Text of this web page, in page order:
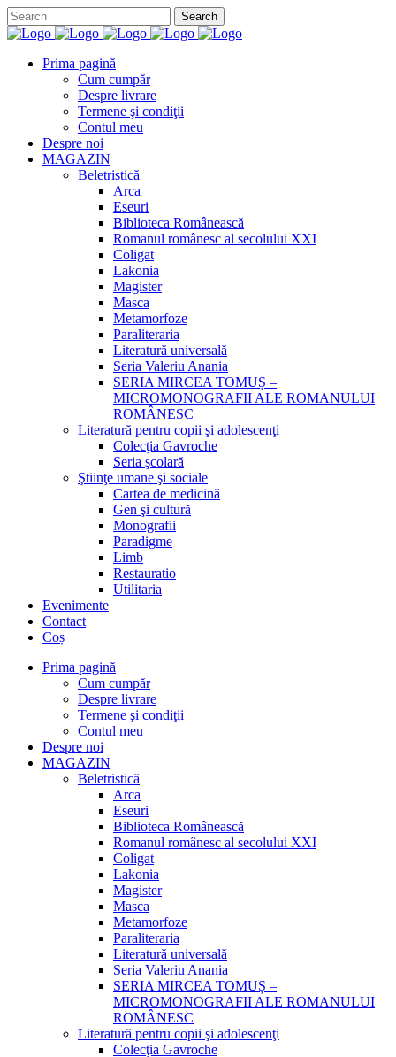
Prima pagină
Cum cumpăr
Despre livrare
Termene şi condiţii
Contul meu
Despre noi
MAGAZIN
Beletristică
Arca
Eseuri
Biblioteca Românească
Romanul românesc al secolului XXI
Coligat
Lakonia
Magister
Masca
Metamorfoze
Paraliteraria
Literatură universală
Seria Valeriu Anania
SERIA MIRCEA TOMUȘ –
MICROMONOGRAFII ALE ROMANULUI
ROMÂNESC
Literatură pentru copii şi adolescenţi
Colecţia Gavroche
Seria şcolară
Ştiinţe umane şi sociale
Cartea de medicină
Gen şi cultură
Monografii
Paradigme
Limb
Restauratio
Utilitaria
Evenimente
Contact
Coș
Prima pagină
Cum cumpăr
Despre livrare
Termene şi condiţii
Contul meu
Despre noi
MAGAZIN
Beletristică
Arca
Eseuri
Biblioteca Românească
Romanul românesc al secolului XXI
Coligat
Lakonia
Magister
Masca
Metamorfoze
Paraliteraria
Literatură universală
Seria Valeriu Anania
SERIA MIRCEA TOMUȘ –
MICROMONOGRAFII ALE ROMANULUI
ROMÂNESC
Literatură pentru copii şi adolescenţi
Colecţia Gavroche